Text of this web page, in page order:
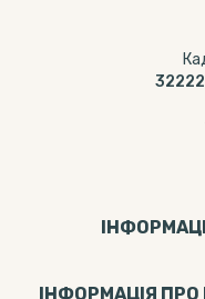
ІНФОРМАЦІЯ